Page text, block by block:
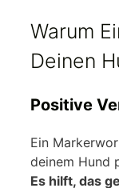
Warum
Deinen
Positive
Ein
deinem Hund
Es hilft, das